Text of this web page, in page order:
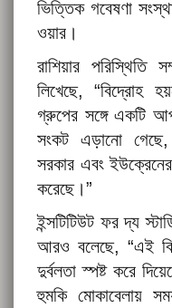
ভিত্তিক গবেষণা
ওয়ার।
রাশিয়ার পরিস্থিতি
লিখেছে, “বিদ্রোহ
গ্রুপের সঙ্গে একটি
সংকট এড়ানো গেছে,
সরকার এবং ইউক্রেনের
করেছে।”
ইন্সটিটিউট ফর দ্য
আরও বলেছে, “এই
দুর্বলতা স্পষ্ট করে
হুমকি মোকাবেলায়